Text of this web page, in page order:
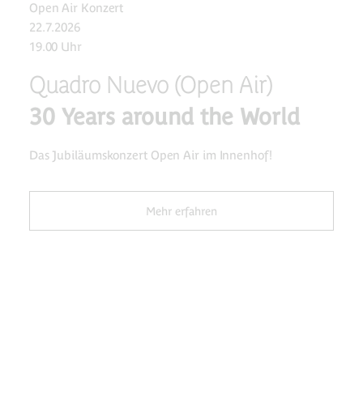
Open Air Konzert
22.7.2026
19.00 Uhr
Quadro Nuevo (Open Air)
30 Years around the World
Das Jubiläumskonzert Open Air im Innenhof!
Mehr erfahren